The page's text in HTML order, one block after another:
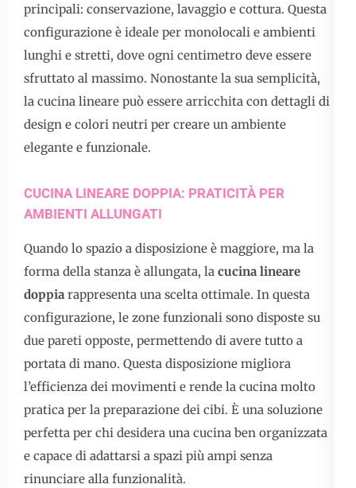
principali: conservazione, lavaggio e cottura. Questa
configurazione è ideale per monolocali e ambienti
lunghi e stretti, dove ogni centimetro deve essere
sfruttato al massimo. Nonostante la sua semplicità,
la cucina lineare può essere arricchita con dettagli di
design e colori neutri per creare un ambiente
elegante e funzionale.
CUCINA LINEARE DOPPIA: PRATICITÀ PER
AMBIENTI ALLUNGATI
Quando lo spazio a disposizione è maggiore, ma la
forma della stanza è allungata, la cucina lineare
doppia rappresenta una scelta ottimale. In questa
configurazione, le zone funzionali sono disposte su
due pareti opposte, permettendo di avere tutto a
portata di mano. Questa disposizione migliora
l’efficienza dei movimenti e rende la cucina molto
pratica per la preparazione dei cibi. È una soluzione
perfetta per chi desidera una cucina ben organizzata
e capace di adattarsi a spazi più ampi senza
rinunciare alla funzionalità.